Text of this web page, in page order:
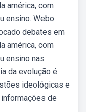
américa, com
ensino. Webo
debates em
américa, com
ensino nas
da evolução é
ideológicas e
de